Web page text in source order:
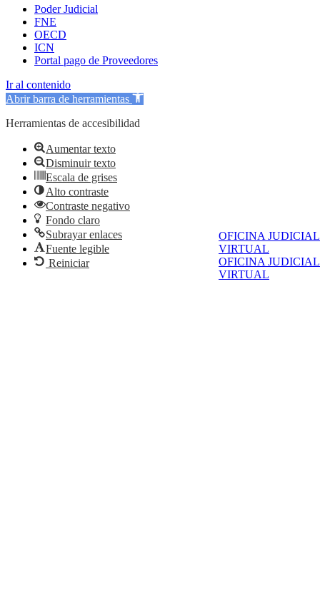
OFICINA JUDICIAL
VIRTUAL
OFICINA JUDICIAL
VIRTUAL
Poder Judicial
FNE
OECD
ICN
Portal pago de Proveedores
Ir al contenido
Abrir barra de herramientas
Herramientas de accesibilidad
Aumentar texto
Disminuir texto
Escala de grises
Alto contraste
Contraste negativo
Fondo claro
Subrayar enlaces
Fuente legible
Reiniciar